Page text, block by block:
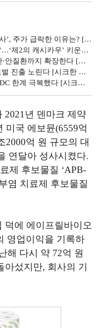
락한 이유는? [시크한 바이오]
시카우’ 키운다 [시크한 바이오]
지 확장한다 [시크한 바이오]
출 노린다 [시크한 바이오]
극복했다 [시크한 바이오]
2021년 덴마크 제약
미국 에보뮨(6559억
2000억 원 규모의 대
연달아 성사시켰다.
제 후보물질 ‘APB-
염 치료제 후보물질
덕에 에이프릴바이오
영업이익을 기록하
해 다시 약 72억 원
섰지만, 회사의 기